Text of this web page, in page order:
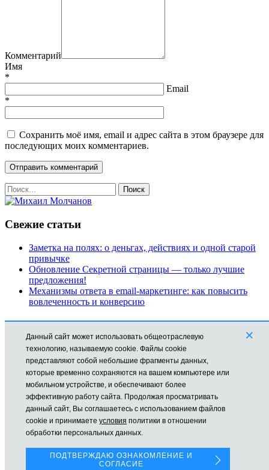
Комментарий
Имя
*
Email
*
Сохранить моё имя, email и адрес сайта в этом браузере для
последующих моих комментариев.
Свежие статьи
Заметка на полях: о деньгах, действиях и одной старой
привычке
Обновление Секретной страницы — только лучшие
предложения!
Механизмы ответа в email-маркетинге: как повысить
вовлеченность и конверсию
Рубрики
Автоматизация
Заработок в Интернете
Новости
Обучение
Продвижение
Технические моменты
Все права защищены © mikhailmolchanov.ru Молчанов Михаил
представления.
Если Вы продолжаете использовать сайт, мы будем считать,
Данный сайт может использовать общеотраслевую
технологию, называемую cookie. Файлы cookie
представляют собой небольшие фрагменты данных,
которые временно сохраняются на вашем компьютере или
мобильном устройстве, и обеспечивают более
эффективную работу сайта. Продолжая просматривать
данный сайт, Вы соглашаетесь с использованием файлов
cookie и принимаете условия политики в отношении
обработки персональных данных.
×
ПОДТВЕРЖДАЮ ОЗНАКОМЛЕНИЕ И
СОГЛАСИЕ